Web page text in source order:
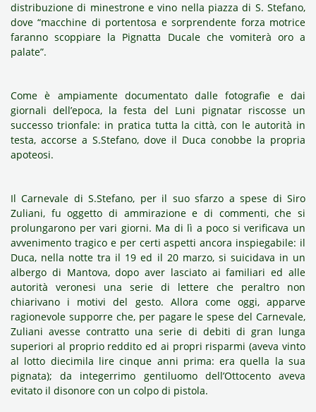
distribuzione di minestrone e vino nella piazza di S. Stefano,
dove “macchine di portentosa e sorprendente forza motrice
faranno scoppiare la Pignatta Ducale che vomiterà oro a
palate”.
Come è ampiamente documentato dallefotografie e dai
giornali dell’epoca, la festa del Luni pignatar riscosse un
successo trionfale: in pratica tutta la città, con le autorità in
testa, accorse a S.Stefano, dove il Duca conobbe la propria
apoteosi.
Il Carnevale di S.Stefano, per il suo sfarzo a spese di Siro
Zuliani, fu oggetto di ammirazione e di commenti, che si
prolungarono per vari giorni. Ma di lì a poco si verificava un
avvenimento tragico e per certi aspetti ancora inspiegabile: il
Duca, nella notte tra il 19 ed il 20 marzo, si suicidava in un
albergo di Mantova, dopo aver lasciato ai familiari ed alle
autorità veronesi una serie di lettere che peraltro non
chiarivano i motivi del gesto. Allora come oggi, apparve
ragionevole supporre che, per pagare le spese del Carnevale,
Zuliani avesse contratto una serie di debiti di gran lunga
superiori al proprio reddito ed ai propri risparmi (aveva vinto
al lotto diecimila lire cinque anni prima: era quella la sua
pignata); da integerrimo gentiluomo dell’Ottocento aveva
evitato il disonore con un colpo di pistola.